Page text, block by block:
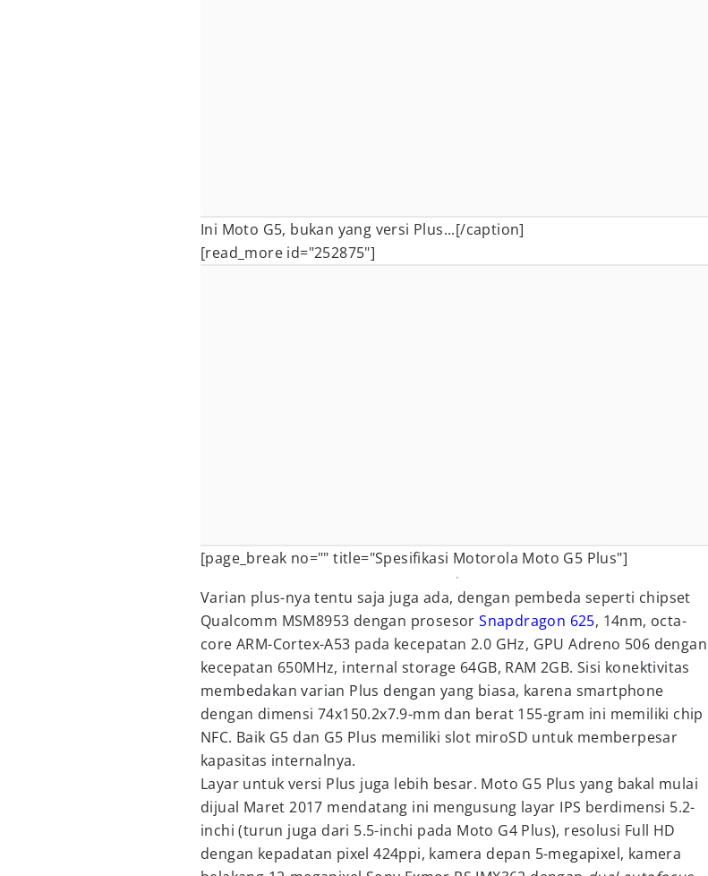
Ini Moto G5, bukan yang versi Plus...[/caption]
[read_more id="252875"]
[page_break no="" title="Spesifikasi Motorola Moto G5 Plus"]
Varian plus-nya tentu saja juga ada, dengan pembeda seperti chipset
Qualcomm MSM8953 dengan prosesorSnapdragon 625, 14nm, octa-
core ARM-Cortex-A53 pada kecepatan 2.0 GHz, GPU Adreno 506 dengan
kecepatan 650MHz, internal storage 64GB, RAM 2GB. Sisi konektivitas
membedakan varian Plus dengan yang biasa, karena smartphone
dengan dimensi 74x150.2x7.9-mm dan berat 155-gram ini memiliki chip
NFC. Baik G5 dan G5 Plus memiliki slot miroSD untuk memberpesar
kapasitas internalnya.
Layar untuk versi Plus juga lebih besar. Moto G5 Plus yang bakal mulai
dijual Maret 2017 mendatang ini mengusung layar IPS berdimensi 5.2-
inchi (turun juga dari 5.5-inchi pada Moto G4 Plus), resolusi Full HD
dengan kepadatan pixel 424ppi, kamera depan 5-megapixel, kamera